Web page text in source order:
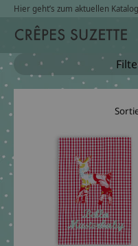
Hier geht’s zum aktuellen Katalog